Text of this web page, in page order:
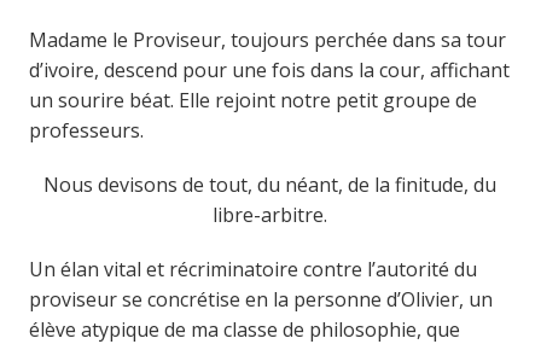
Madame le Proviseur, toujours perchée dans sa tour
d’ivoire, descend pour une fois dans la cour, affichant
un sourire béat. Elle rejoint notre petit groupe de
professeurs.
Nous devisons de tout, du néant, de la finitude, du
libre-arbitre.
Un élan vital et récriminatoire contre l’autorité du
proviseur se concrétise en la personne d’Olivier, un
élève atypique de ma classe de philosophie, que